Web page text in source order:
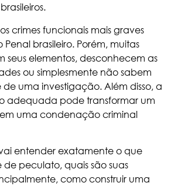
crimes funcionais mais graves
Penal brasileiro. Porém, muitas
seus elementos, desconhecem as
ou simplesmente não sabem
uma investigação. Além disso, a
adequada pode transformar um
uma condenação criminal
entender exatamente o que
peculato, quais são suas
como construir uma